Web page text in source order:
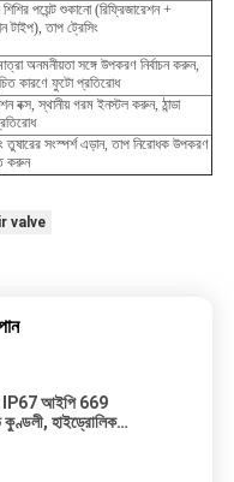
পয়েন্ট শুকানো (রিফ্রিজারেশন +
টাইপ), তাপ ট্রেসিং
অনমনীয়তা সঙ্গে উপকরণ নির্বাচন করুন,
কারণে ফুটো প্রতিরোধ
বক্স, স্থানীয় গরম ইনস্টল করুন, ঠান্ডা
তুষারের সংস্পর্শ এড়ান, তাপ নিরোধক উপকরণ
করুন
valve
IP67 আইপি 669
হাইড্রোলিক